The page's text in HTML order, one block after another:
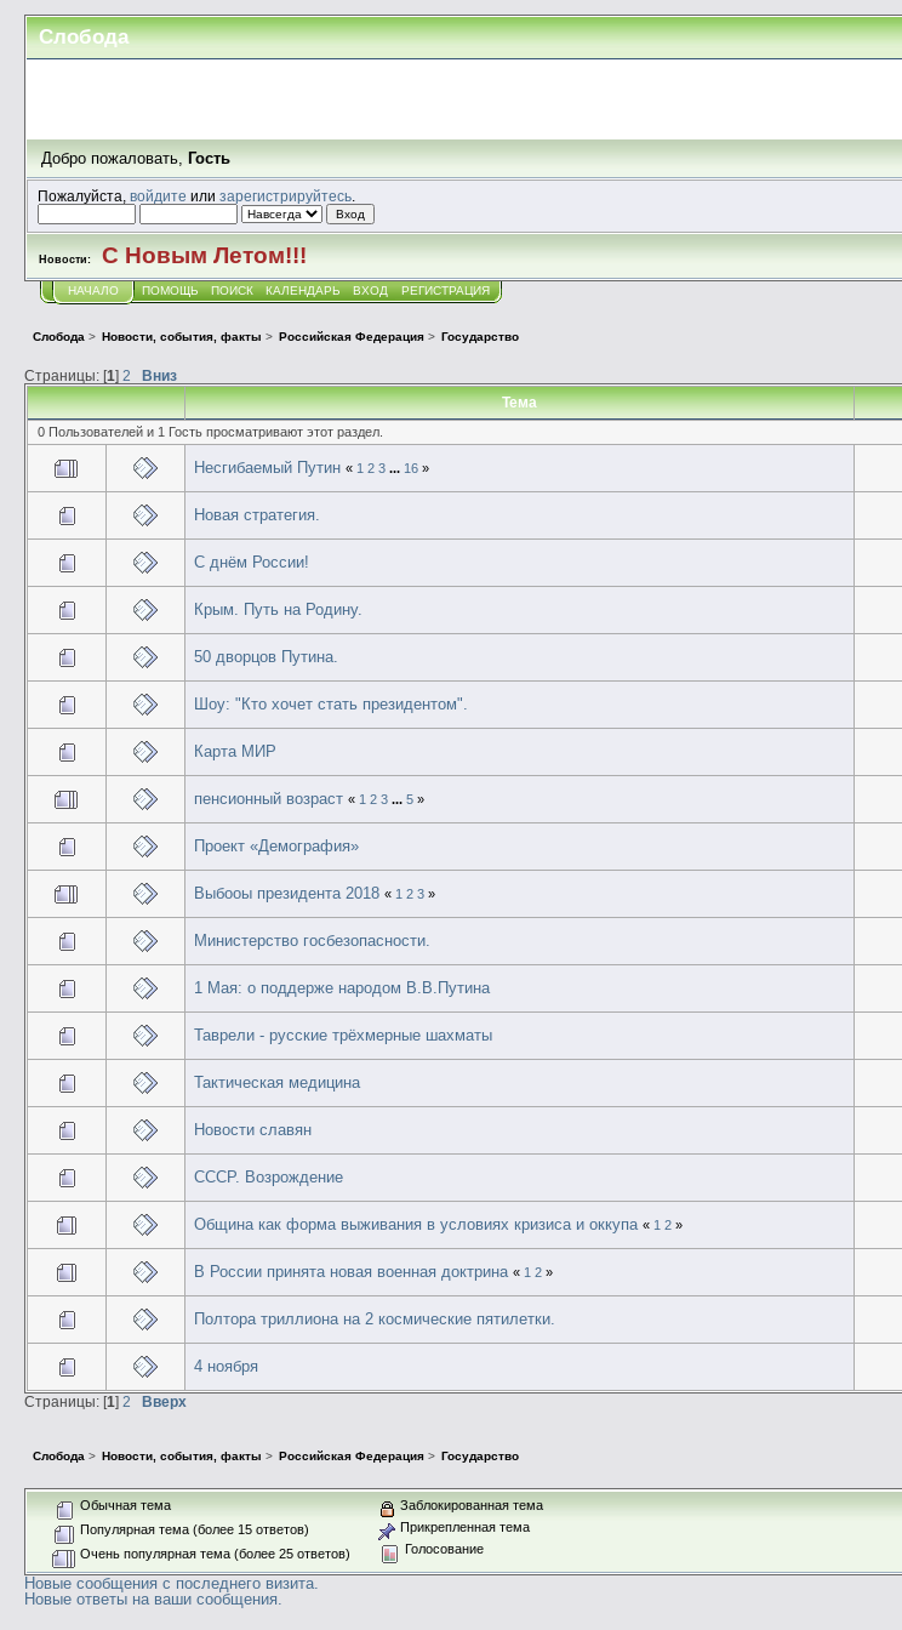
Слобода
Добро пожаловать,Гость
Пожалуйста,войдите илизарегистрируйтесь
Новости: С Новым Летом!!!
НАЧАЛО ПОМОЩЬ ПОИСК КАЛЕНДАРЬ ВХОД РЕГИСТРАЦИЯ
Слобода > Новости, события, факты > Российская Федерация> Государство
Страницы: [1] 2
Вниз
Тема
0 Пользователей и 1 Гость просматривают этот раздел.
Несгибаемый Путин « 1 2 3 ... 16»
Новая стратегия.
С днём России!
Крым. Путь на Родину.
50 дворцов Путина.
Шоу: "Кто хочет стать президентом".
Карта МИР
пенсионный возраст « 1 2 3 ... 5»
Проект «Демография»
Выбооы президента 2018 « 1 2 3»
Министерство госбезопасности.
1 Мая: о поддерже народом В.В.Путина
Таврели - русские трёхмерные шахматы
Тактическая медицина
Новости славян
СССР. Возрождение
Община как форма выживания в условиях кризиса и оккупа « 1 2»
В России принята новая военная доктрина « 1 2»
Полтора триллиона на 2 космические пятилетки.
4 ноября
Страницы: [1] 2 Вверх
Слобода> Новости, события, факты > Российская Федерация> Государство
Обычная тема
Популярная тема (более 15 ответов)
Очень популярная тема (более 25 ответов)
Заблокированная тема
Прикрепленная тема
Голосование
Новые сообщения с последнего визита.
Новые ответы на ваши сообщения.